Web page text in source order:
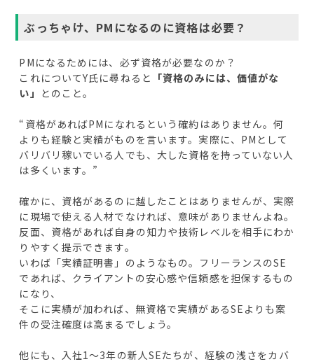
ぶっちゃけ、PMになるのに資格は必要？
PMになるためには、必ず資格が必要なのか？
これについてY氏に尋ねると 「資格のみには、価値がな
い」
とのこと。
“資格があればPMになれるという確約はありません。何
よりも経験と実績がものを言います。実際に、PMとして
バリバリ稼いでいる人でも、大した資格を持っていない人
は多くいます。”
確かに、資格があるのに越したことはありませんが、実際
に現場で使える人材でなければ、意味がありませんよね。
反面、資格があれば自身の知力や技術レベルを相手にわか
りやすく提示できます。
いわば「実績証明書」のようなもの。フリーランスのSE
であれば、クライアントの安心感や信頼感を担保するもの
になり、
そこに実績が加われば、無資格で実績があるSEよりも案
件の受注確度は高まるでしょう。
他にも、入社1～3年の新人SEたちが、経験の浅さをカバ